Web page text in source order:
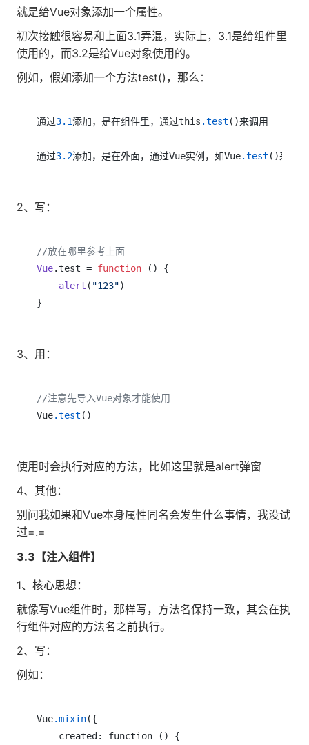
就是给Vue对象添加一个属性。
初次接触很容易和上面3.1弄混，实际上，3.1是给组件里
使用的，而3.2是给Vue对象使用的。
例如，假如添加一个方法test()，那么：
通过3.1添加，是在组件里，通过this .test ()来调用
通过3.2添加，是在外面，通过Vue实例，如Vue.test ()来调用
2、写：
//放在哪里参考上面
Vue.test = function ( ) {
alert ( "123")
}
3、用：
//注意先导入Vue对象才能使用
Vue.test ()
使用时会执行对应的方法，比如这里就是alert弹窗
4、其他：
别问我如果和Vue本身属性同名会发生什么事情，我没试
过=.=
3.3【注入组件】
1、核心思想：
就像写Vue组件时，那样写，方法名保持一致，其会在执
行组件对应的方法名之前执行。
2、写：
例如：
Vue.mixin({
    created: function () {